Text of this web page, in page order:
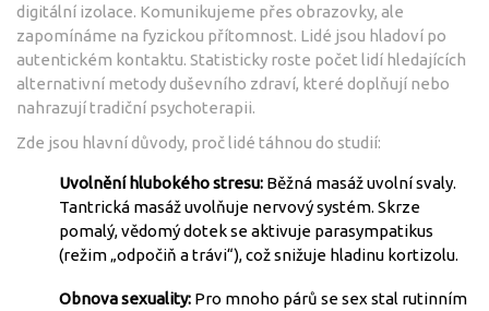
digitální izolace. Komunikujeme přes obrazovky, ale
zapomínáme na fyzickou přítomnost. Lidé jsou hladoví po
autentickém kontaktu. Statisticky roste počet lidí hledajících
alternativní metody duševního zdraví, které doplňují nebo
nahrazují tradiční psychoterapii.
Zde jsou hlavní důvody, proč lidé táhnou do studií:
Uvolnění hlubokého stresu: Běžná masáž uvolní svaly.
Tantrická masáž uvolňuje nervový systém. Skrze
pomalý, vědomý dotek se aktivuje parasympatikus
(režim „odpočiň a trávi“), což snižuje hladinu kortizolu.
Obnova sexuality: Pro mnoho párů se sex stal rutinním